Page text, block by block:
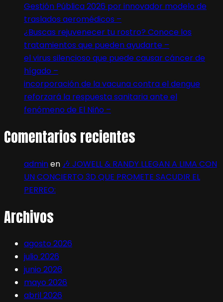
Gestión Pública 2026 por innovador modelo de
traslados aeromédicos –
¿Buscas rejuvenecer tu rostro? Conoce los
tratamientos que pueden ayudarte –
el virus silencioso que puede causar cáncer de
hígado –
incorporación de la vacuna contra el dengue
reforzará la respuesta sanitaria ante el
fenómeno de El Niño –
Comentarios recientes
adminen 🎶 JOWELL & RANDY LLEGAN A LIMA CON
UN CONCIERTO 3D QUE PROMETE SACUDIR EL
PERREO:
Archivos
agosto 2026
julio 2026
junio 2026
mayo 2026
abril 2026